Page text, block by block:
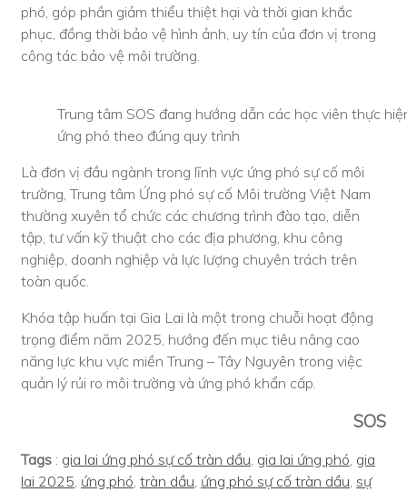
phó, góp phần giảm thiểu thiệt hại và thời gian khắc
phục, đồng thời bảo vệ hình ảnh, uy tín của đơn vị trong
công tác bảo vệ môi trường.
Trung tâm SOS đang hướng dẫn các học viên thực
ứng phó theo đúng quy trình
Là đơn vị đầu ngành trong lĩnh vực ứng phó sự cố môi
trường, Trung tâm Ứng phó sự cố Môi trường Việt Nam
thường xuyên tổ chức các chương trình đào tạo, diễn
tập, tư vấn kỹ thuật cho các địa phương, khu công
nghiệp, doanh nghiệp và lực lượng chuyên trách trên
toàn quốc.
Khóa tập huấn tại Gia Lai là một trong chuỗi hoạt động
trọng điểm năm 2025, hướng đến mục tiêu nâng cao
năng lực khu vực miền Trung – Tây Nguyên trong việc
quản lý rủi ro môi trường và ứng phó khẩn cấp.
SOS
Tags : gia lai ứng phó sự cố tràn dầu gia lai ứng phó gia
lai 2025 ứng phó tràn dầu ứng phó sự cố tràn dầu sự